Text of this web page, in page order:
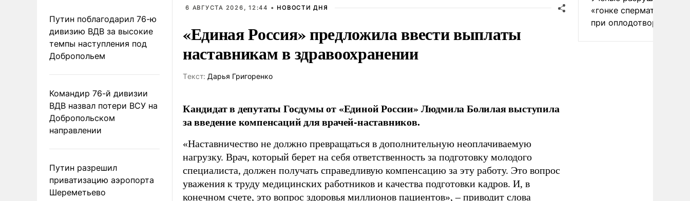
Путин поблагодарил 76-ю
дивизию ВДВ за высокие
темпы наступления под
Добропольем
Командир 76-й дивизии
ВДВ назвал потери ВСУ на
Добропольском
направлении
Путин разрешил
приватизацию аэропорта
Шереметьево
6 АВГУСТА 2026, 12:44 • НОВОСТИ ДНЯ
«Единая Россия» предложила ввести выплаты
наставникам в здравоохранении
Tекст: Дарья Григоренко
Кандидат в депутаты Госдумы от «Единой России» Людмила Болилая выступила
за введение компенсаций для врачей-наставников.
«Наставничество не должно превращаться в дополнительную неоплачиваемую
нагрузку. Врач, который берет на себя ответственность за подготовку молодого
специалиста, должен получать справедливую компенсацию за эту работу. Это вопрос
уважения к труду медицинских работников и качества подготовки кадров. И, в
конечном счете, это вопрос здоровья миллионов пациентов», – приводит слова
«гонке
при оплодотворении